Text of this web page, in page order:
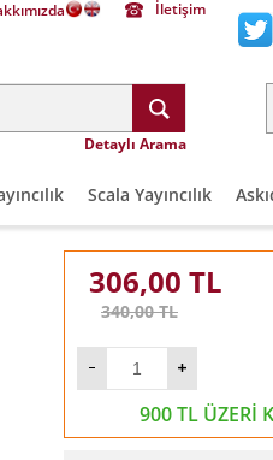
İletişim
Detaylı Arama
Scala Yayıncılık
306,00 TL
340,00TL
900 TL ÜZERİ